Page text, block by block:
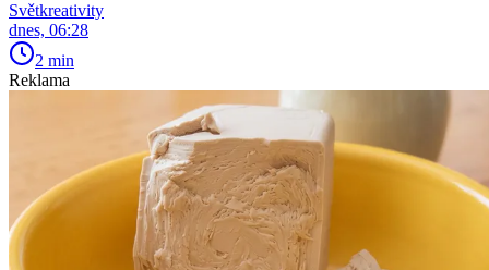
Světkreativity
dnes, 06:28
2 min
Reklama